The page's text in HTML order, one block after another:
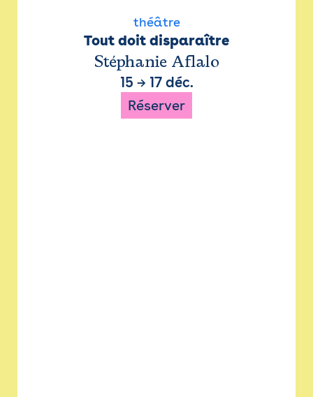
théâtre
Tout doit disparaître
Stéphanie Aflalo
15 → 17 déc.
Réserver